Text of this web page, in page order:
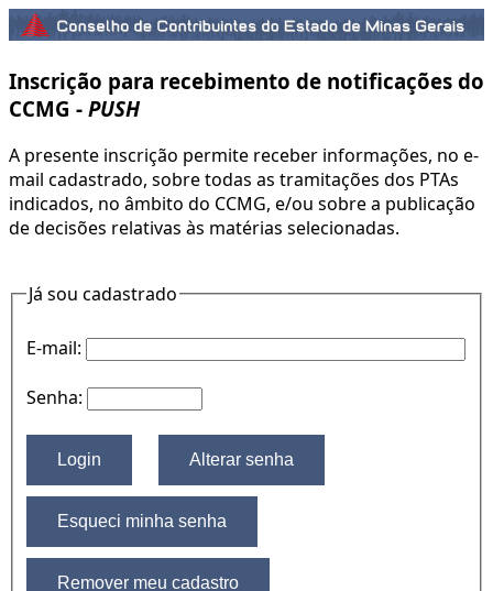
Inscrição para recebimento de notificações do
CCMG - PUSH
A presente inscrição permite receber informações, no e-
mail cadastrado, sobre todas as tramitações dos PTAs
indicados, no âmbito do CCMG, e/ou sobre a publicação
de decisões relativas às matérias selecionadas.
Já sou cadastrado
E-mail:
Senha: